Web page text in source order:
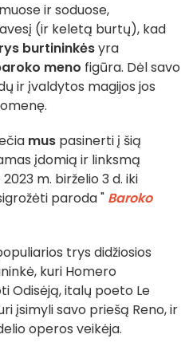
ir soduose,
(ir keletą burtų), kad
burtininkėsyra
meno figūra. Dėl savo
ir įvaldytos magijos jos
mus pasinerti į šią
įdomią ir linksmą
m. birželio 3 d. iki
paroda " Baroko
trys didžiosios
kuri Homero
Odisėją, italų poeto Le
įsimyli savo priešą Reno, ir
operos veikėja.